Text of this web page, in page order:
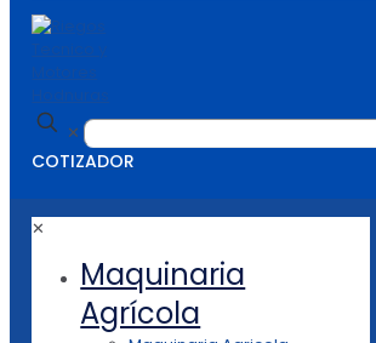
✕
COTIZADOR
✕
Maquinaria
Agrícola